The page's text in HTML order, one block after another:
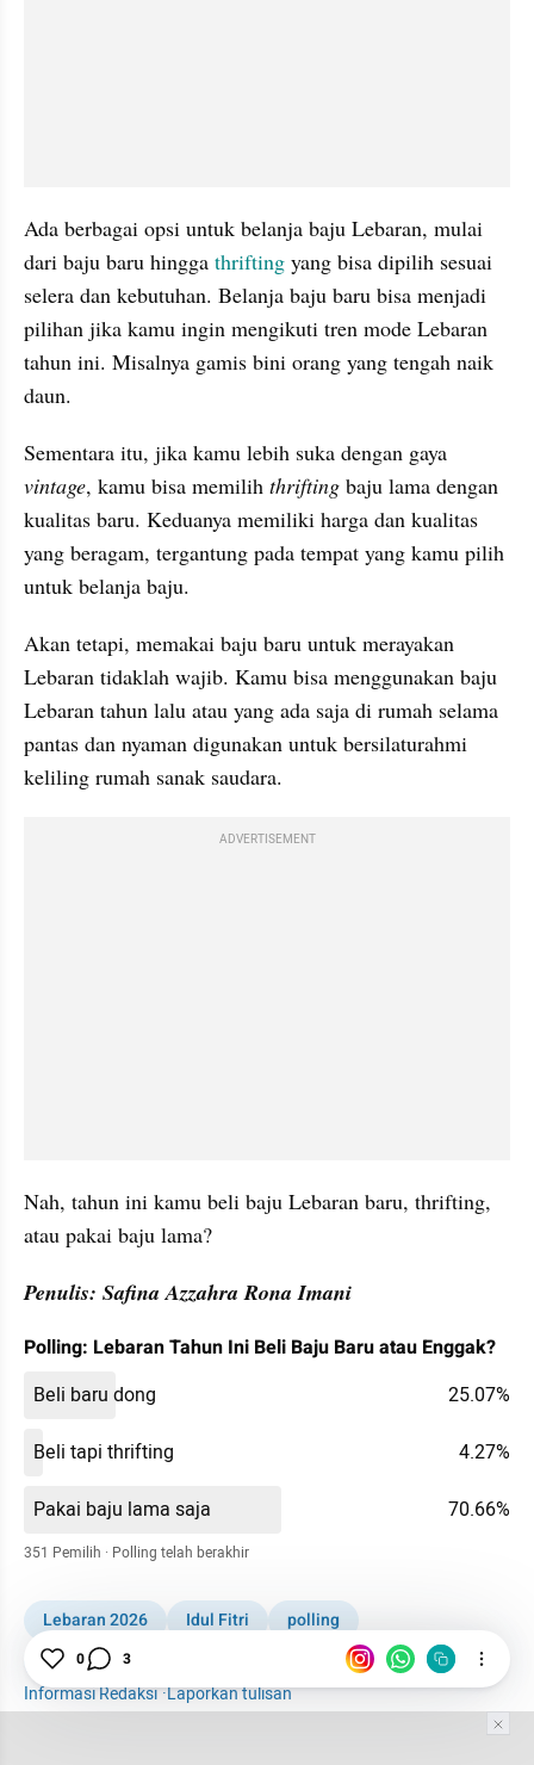
Ada berbagai opsi untuk belanja baju Lebaran, mulai
dari baju baru hingga thrifting yang bisa dipilih sesuai
selera dan kebutuhan. Belanja baju baru bisa menjadi
pilihan jika kamu ingin mengikuti tren mode Lebaran
tahun ini. Misalnya gamis bini orang yang tengah naik
daun.
vintage, kamu bisa memilih thrifting baju lama dengan
kualitas baru. Keduanya memiliki harga dan kualitas
yang beragam, tergantung pada tempat yang kamu pilih
untuk belanja baju.
Akan tetapi, memakai baju baru untuk merayakan
Lebaran tidaklah wajib. Kamu bisa menggunakan baju
Lebaran tahun lalu atau yang ada saja di rumah selama
pantas dan nyaman digunakan untuk bersilaturahmi
keliling rumah sanak saudara.
ADVERTISEMENT
Nah, tahun ini kamu beli baju Lebaran baru, thrifting,
atau pakai baju lama?
Penulis: Safina Azzahra Rona Imani
Polling: Lebaran Tahun Ini Beli Baju Baru atau Enggak?
Beli baru dong
25.07%
Beli tapi thrifting
4.27%
Pakai baju lama saja
70.66%
351 Pemilih · Polling telah berakhir
Lebaran 2026 Idul Fitri
polling
Polling kumparan
Thrifting
Baju
Informasi Redaksi·Laporkan tulisan
0 3